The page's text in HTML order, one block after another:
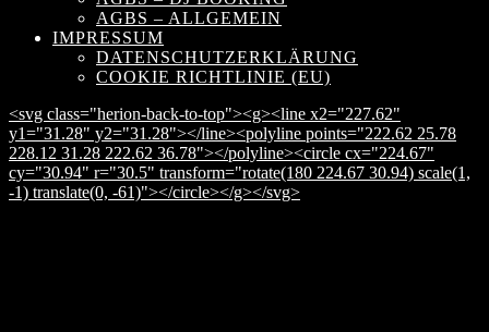
AGBS – ALLGEMEIN
IMPRESSUM
DATENSCHUTZERKLÄRUNG
COOKIE RICHTLINIE (EU)
<svg class="herion-back-to-top"><g><line x2="227.62"
y1="31.28" y2="31.28"></line><polyline points="222.62 25.78
228.12 31.28 222.62 36.78"></polyline><circle cx="224.67"
cy="30.94" r="30.5" transform="rotate(180 224.67 30.94) scale(1,
-1) translate(0, -61)"></circle></g></svg>